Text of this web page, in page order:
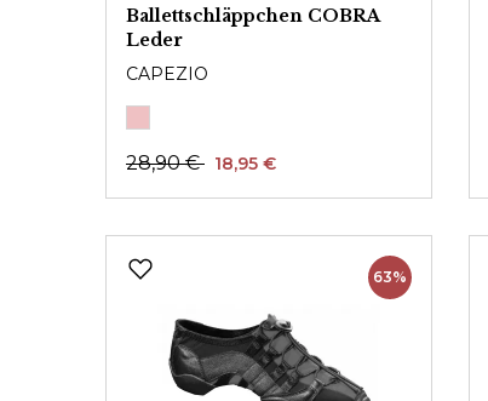
Ballettschläppchen COBRA
Leder
CAPEZIO
28,90 € 18,95 €
63%